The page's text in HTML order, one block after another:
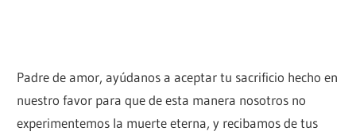
Padre de amor, ayúdanos a aceptar tu sacrificio hecho en
nuestro favor para que de esta manera nosotros no
experimentemos la muerte eterna, y recibamos de tus